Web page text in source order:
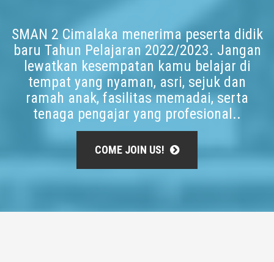
SMAN 2 Cimalaka menerima peserta didik
baru Tahun Pelajaran 2022/2023. Jangan
lewatkan kesempatan kamu belajar di
tempat yang nyaman, asri, sejuk dan
ramah anak, fasilitas memadai, serta
tenaga pengajar yang profesional..
COME JOIN US!